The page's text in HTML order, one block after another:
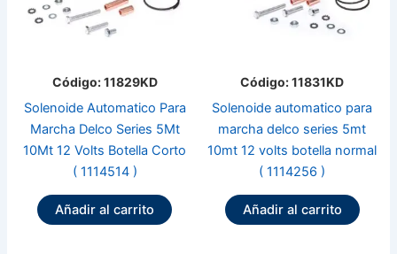
Código: 11829KD
Solenoide Automatico Para
Marcha Delco Series 5Mt
10Mt 12 Volts Botella Corto
( 1114514 )
Añadir al carrito
Código: 11831KD
Solenoide automatico para
marcha delco series 5mt
10mt 12 volts botella normal
( 1114256 )
Añadir al carrito